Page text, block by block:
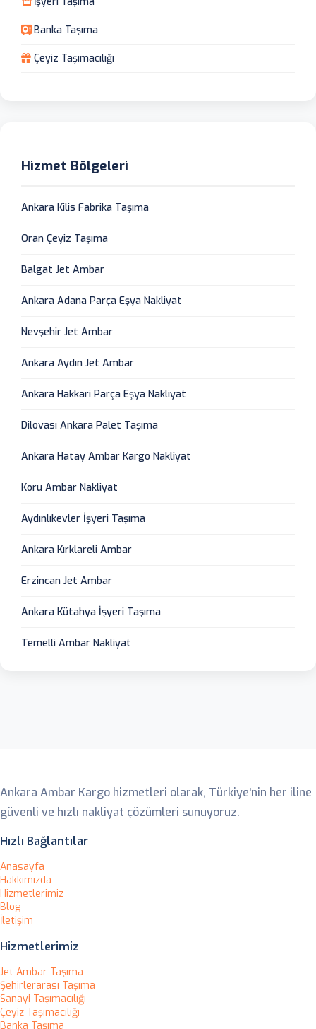
Banka Taşıma
Çeyiz Taşımacılığı
Hizmet Bölgeleri
Ankara Kilis Fabrika Taşıma
Oran Çeyiz Taşıma
Balgat Jet Ambar
Ankara Adana Parça Eşya Nakliyat
Nevşehir Jet Ambar
Ankara Aydın Jet Ambar
Ankara Hakkari Parça Eşya Nakliyat
Dilovası Ankara Palet Taşıma
Ankara Hatay Ambar Kargo Nakliyat
Koru Ambar Nakliyat
Aydınlıkevler İşyeri Taşıma
Ankara Kırklareli Ambar
Erzincan Jet Ambar
Ankara Kütahya İşyeri Taşıma
Temelli Ambar Nakliyat
Ankara Ambar Kargo hizmetleri olarak, Türkiye'nin her iline
güvenli ve hızlı nakliyat çözümleri sunuyoruz.
Hızlı Bağlantılar
Anasayfa
Hakkımızda
Hizmetlerimiz
Blog
İletişim
Hizmetlerimiz
Jet Ambar Taşıma
Şehirlerarası Taşıma
Sanayi Taşımacılığı
Çeyiz Taşımacılığı
Banka Taşıma